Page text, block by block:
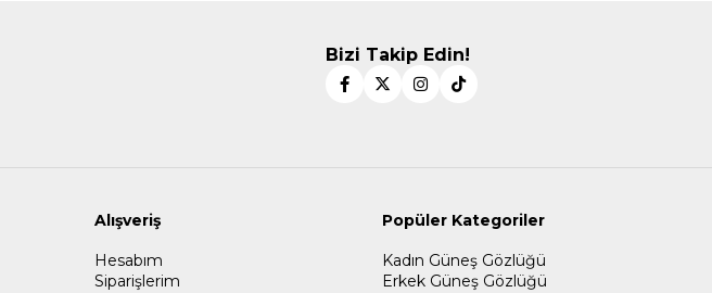
Bizi Takip Edin!
Alışveriş
Hesabım
Siparişlerim
Popüler Kategoriler
Kadın Güneş Gözlüğü
Erkek Güneş Gözlüğü